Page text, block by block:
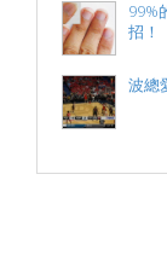
99%
招！
波總